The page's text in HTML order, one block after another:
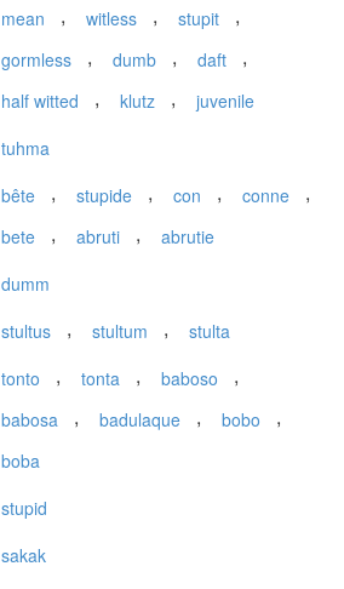
mean , witless , stupit ,
gormless , dumb , daft ,
half witted , klutz , juvenile
tuhma
bête , stupide , con , conne ,
bete , abruti , abrutie
dumm
stultus , stultum , stulta
tonto , tonta , baboso ,
babosa , badulaque , bobo ,
boba
stupid
sakak